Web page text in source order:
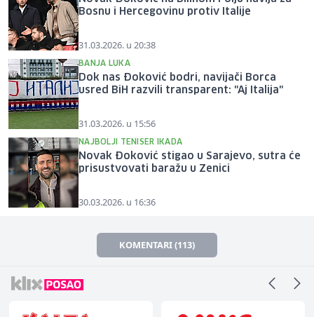
Bosnu i Hercegovinu protiv Italije
31.03.2026. u 20:38
BANJA LUKA
Dok nas Đoković bodri, navijači Borca
usred BiH razvili transparent: "Aj Italija"
31.03.2026. u 15:56
NAJBOLJI TENISER IKADA
Novak Đoković stigao u Sarajevo, sutra će
prisustvovati baražu u Zenici
30.03.2026. u 16:36
KOMENTARI (113)